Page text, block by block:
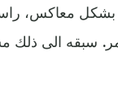
معاكس، راسما
سبقه الى ذلك